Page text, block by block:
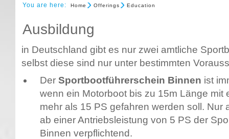
You are here: Home Offerings Education
Ausbildung
in Deutschland gibt es nur zwei amtliche
selbst diese sind nur unter bestimmten
Der Sportbootführerschein Binnen ist
wenn ein Motorboot bis zu 15m Länge mit
mehr als 15 PS gefahren werden soll. Nur
ab einer Antriebsleistung von 5 PS der
Binnen verpflichtend.